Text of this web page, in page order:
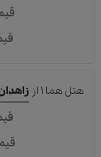
هتل هما ۱ از